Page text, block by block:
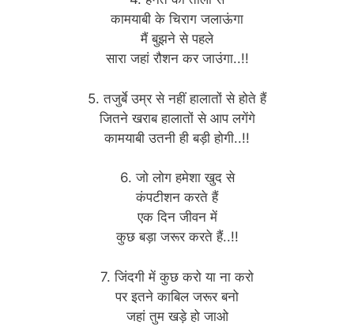
कामयाबी के चिराग जलाऊंगा
मैं बुझने से पहले
सारा जहां रौशन कर जाउंगा..!!
5. तजुर्बे उम्र से नहीं हालातों से होते हैं
जितने खराब हालातों से आप लगेंगे
कामयाबी उतनी ही बड़ी होगी..!!
6. जो लोग हमेशा खुद से
कंपटीशन करते हैं
एक दिन जीवन में
कुछ बड़ा जरूर करते हैं..!!
7. जिंदगी में कुछ करो या ना करो
पर इतने काबिल जरूर बनो
जहां तुम खड़े हो जाओ